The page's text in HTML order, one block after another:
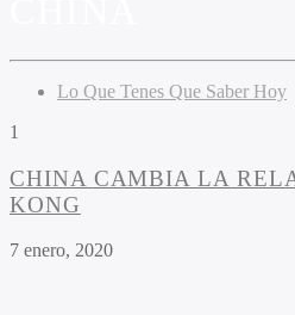
Lo Que Tenes Que Saber Hoy
1
CHINA CAMBIA LA
KONG
7 enero, 2020